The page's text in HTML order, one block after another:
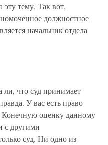
эту тему. Так вот,
должностное
начальник отдела
что суд принимает
У вас есть право
Конечную оценку данному
с другими
суд. Ни одно из